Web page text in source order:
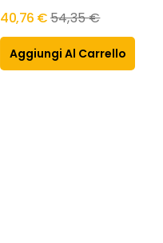
40,76 €Prezzo
normale
54,35 €
Aggiungi Al Carrello